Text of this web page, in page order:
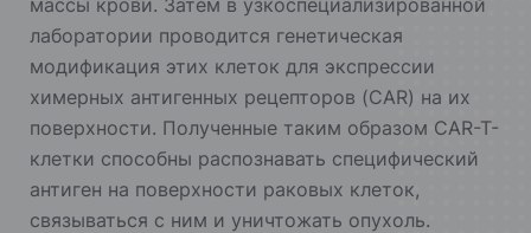
лаборатории проводится генетическая
модификация этих клеток для экспрессии
химерных антигенных рецепторов (CAR) на их
поверхности. Полученные таким образом CAR-T-
клетки способны распознавать специфический
антиген на поверхности раковых клеток,
связываться с ним и уничтожать опухоль.